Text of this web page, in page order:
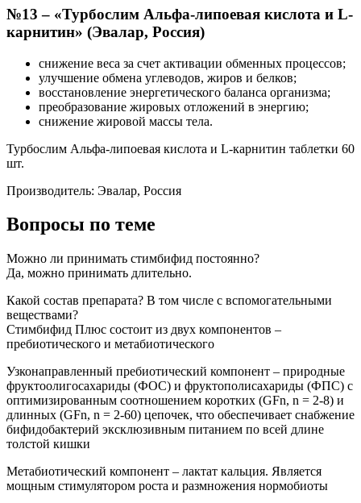
№13 – «Турбослим Альфа-липоевая кислота и L-
карнитин» (Эвалар, Россия)
снижение веса за счет активации обменных процессов;
улучшение обмена углеводов, жиров и белков;
восстановление энергетического баланса организма;
преобразование жировых отложений в энергию;
снижение жировой массы тела.
Турбослим Альфа-липоевая кислота и L-карнитин таблетки 60
шт.
Производитель: Эвалар, Россия
Вопросы по теме
Можно ли принимать стимбифид постоянно?
Да, можно принимать длительно.
Какой состав препарата? В том числе с вспомогательными
веществами?
Стимбифид Плюс состоит из двух компонентов –
пребиотического и метабиотического
Узконаправленный пребиотический компонент – природные
фруктоолигосахариды (ФОС) и фруктополисахариды (ФПС) с
оптимизированным соотношением коротких (GFn, n = 2-8) и
длинных (GFn, n = 2-60) цепочек, что обеспечивает снабжение
бифидобактерий эксклюзивным питанием по всей длине
толстой кишки
Метабиотический компонент – лактат кальция. Является
мощным стимулятором роста и размножения нормобиоты